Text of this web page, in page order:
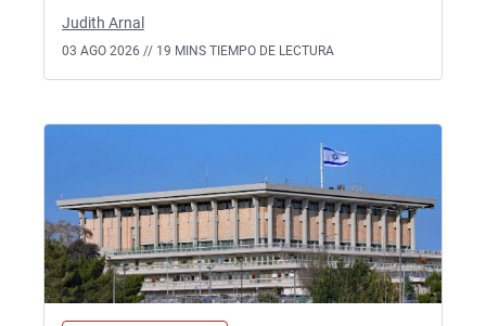
Judith Arnal
03 AGO 2026 // 19 MINS TIEMPO DE LECTURA